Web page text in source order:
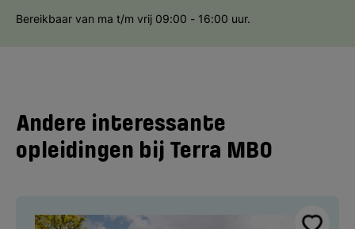
Bereikbaar van ma t/m vrij 09:00 - 16:00 uur.
Andere interessante
opleidingen bij Terra MBO